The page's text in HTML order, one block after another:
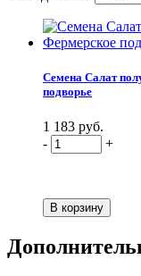
Семена Салат
подворье
1 183 руб.
-
+